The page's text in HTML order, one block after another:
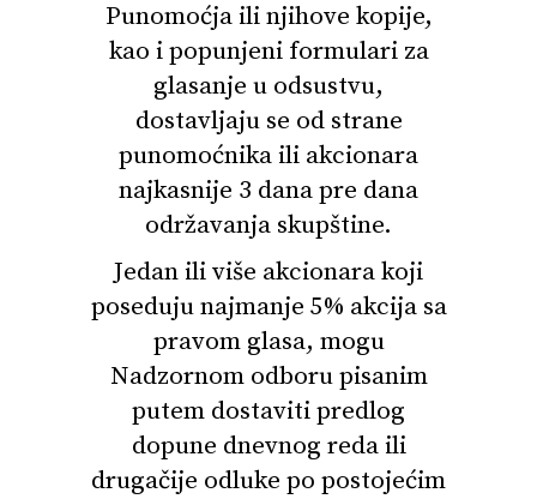
Punomoćja ili njihove kopije,
kao i popunjeni formulari za
glasanje u odsustvu,
dostavljaju se od strane
punomoćnika ili akcionara
najkasnije 3 dana pre dana
održavanja skupštine.
Jedan ili više akcionara koji
poseduju najmanje 5% akcija sa
pravom glasa, mogu
Nadzornom odboru pisanim
putem dostaviti predlog
dopune dnevnog reda ili
drugačije odluke po postojećim